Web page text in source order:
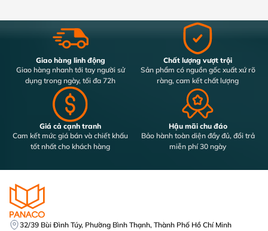
Giao hàng linh động
Giao hàng nhanh tới tay người sử
dụng trong ngày, tối đa 72h
Chất lượng vượt trội
Sản phẩm có nguồn gốc xuất xứ rõ
ràng, cam kết chất lượng
Giá cả cạnh tranh
Cam kết mức giá bán và chiết khấu
tốt nhất cho khách hàng
Hậu mãi chu đáo
Bảo hành toàn diện đầy đủ, đổi trả
miễn phí 30 ngày
32/39 Bùi Đình Túy, Phường Bình Thạnh, Thành Phố Hồ Chí Minh